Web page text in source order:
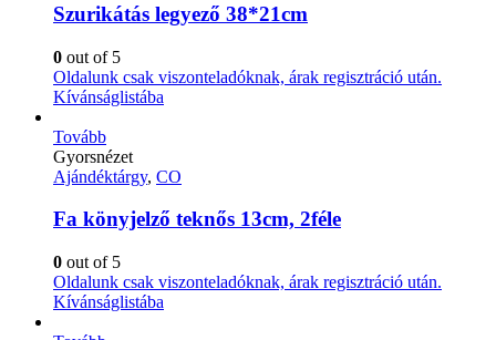
Szurikátás legyező 38*21cm
0 out of 5
Oldalunk csak viszonteladóknak, árak regisztráció után.
Kívánságlistába
Tovább
Gyorsnézet
Ajándéktárgy, CO
Fa könyjelző teknős 13cm, 2féle
0 out of 5
Oldalunk csak viszonteladóknak, árak regisztráció után.
Kívánságlistába